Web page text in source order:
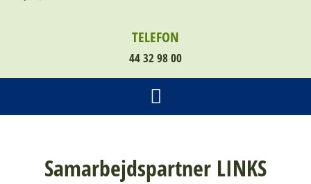
TELEFON
44 32 98 00
Samarbejdspartner LINKS